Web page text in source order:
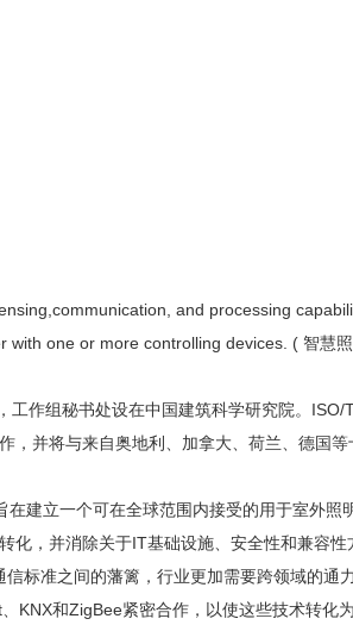
and processing
one or more controlling devices. ( 智慧
作组秘书处设在中国建筑科学研究院。
并将与来自奥地利、加拿大、荷兰、德国
建立一个可在全球范围内接受的用于室外
，并消除关于IT基础设施、安全性和兼容
标准之间的藩篱，行业更加需要跨领域的
KNX和ZigBee紧密合作，以使这些技术转